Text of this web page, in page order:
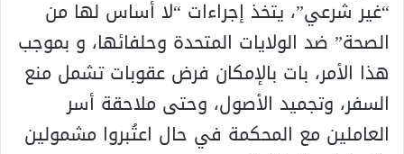
“غير شرعي”، يتخذ إجراءات “لا أساس لها من
الصحة” ضد الولايات المتحدة وحلفائها، و بموجب
هذا الأمر، بات بالإمكان فرض عقوبات تشمل منع
السفر، وتجميد الأصول، وحتى ملاحقة أسر
العاملين مع المحكمة في حال اعتُبروا مشمولين